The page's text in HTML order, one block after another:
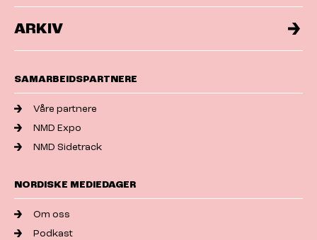
ARKIV
SAMARBEIDSPARTNERE
Våre partnere
NMD Expo
NMD Sidetrack
NORDISKE MEDIEDAGER
Om oss
Podkast